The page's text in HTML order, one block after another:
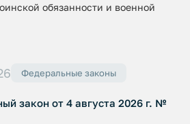
обязанности и военной
Федеральные законы
закон от 4 августа 2026 г. №